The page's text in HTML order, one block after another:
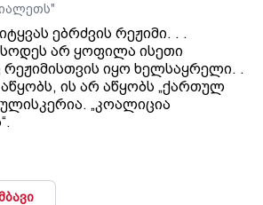
ებრძვის რეჟიმი. . .
არ ყოფილა ისეთი
რეჟიმისთვის იყო ხელსაყრელი. .
ის არ აწყობს „ქართულ
„კოალიცია